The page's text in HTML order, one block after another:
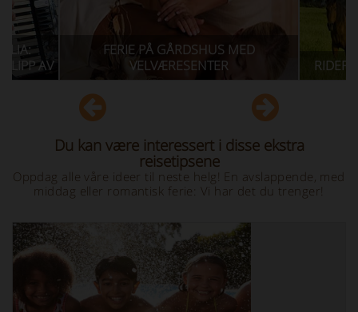
FERIE PÅ GÅRDSHUS MED
VELVÆRESENTER
RIDEFERIE
Du kan være interessert i disse ekstra
reisetipsene
Oppdag alle våre ideer til neste helg! En avslappende, med
middag eller romantisk ferie: Vi har det du trenger!